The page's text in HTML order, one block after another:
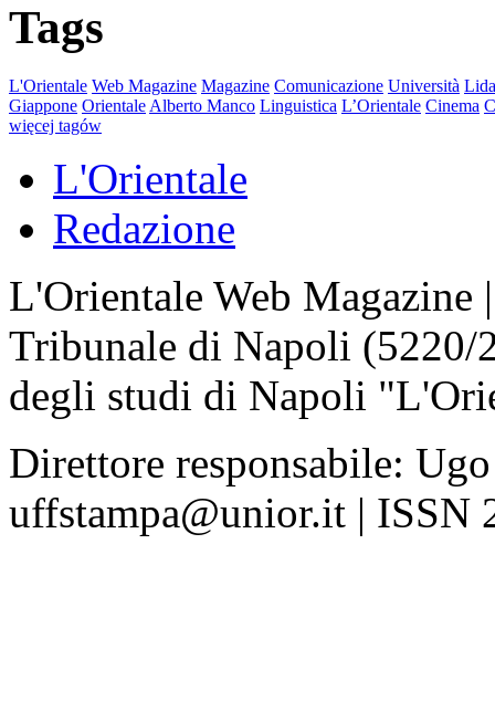
Tags
L'Orientale Web Magazine Magazine Comunicazione Università
Giappone Orientale Alberto Manco Linguistica L’Orientale Cinema
więcej tagów
L'Orientale
Redazione
L'Orientale Web Magazine
Tribunale di Napoli
degli studi di Napoli
Direttore responsabile:
uffstampa@unior.it | ISSN